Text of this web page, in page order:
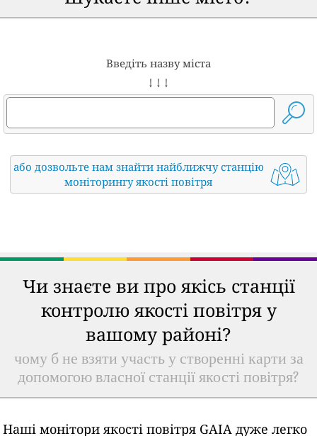
Введіть назву міста
↓ ↓ ↓
або дозвольте нам знайти найближчу станцію
моніторингу якості повітря
Чи знаєте ви про якісь станції
контролю якості повітря у
вашому районі?
чому б не взяти участь у створенні карти за
допомогою власної станції якості повітря?
Наші монітори якості повітря GAIA дуже легко